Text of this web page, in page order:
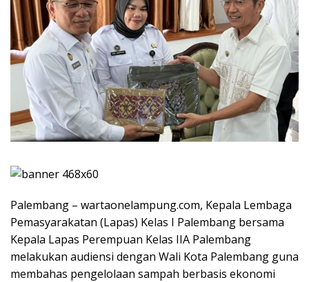
Palembang – wartaonelampung.com, Kepala Lembaga
Pemasyarakatan (Lapas) Kelas I Palembang bersama
Kepala Lapas Perempuan Kelas IIA Palembang
melakukan audiensi dengan Wali Kota Palembang guna
membahas pengelolaan sampah berbasis ekonomi